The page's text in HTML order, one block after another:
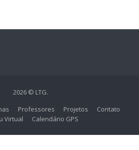
2026 © LTG.
Professores Projetos
Contato
Virtual
Calendário GPS